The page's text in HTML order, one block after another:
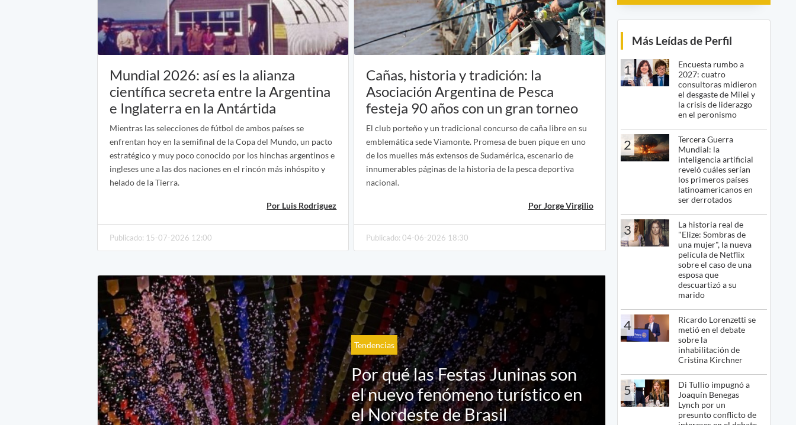
Mundial 2026: así es la alianza
científica secreta entre la Argentina
e Inglaterra en la Antártida
Mientras las selecciones de fútbol de ambos países se
enfrentan hoy en la semifinal de la Copa del Mundo, un pacto
estratégico y muy poco conocido por los hinchas argentinos e
ingleses une a las dos naciones en el rincón más inhóspito y
helado de la Tierra.
Por Luis Rodriguez
Publicado: 15-07-2026 12:00
Cañas, historia y tradición: la
Asociación Argentina de Pesca
festeja 90 años con un gran torneo
El club porteño y un tradicional concurso de caña libre en su
emblemática sede Viamonte. Promesa de buen pique en uno
de los muelles más extensos de Sudamérica, escenario de
innumerables páginas de la historia de la pesca deportiva
nacional.
Por Jorge Virgilio
Publicado: 04-06-2026 18:30
Tendencias
Por qué las Festas Juninas son
el nuevo fenómeno turístico en
el Nordeste de Brasil
Más Leídas de Perfil
1
Encuesta rumbo a
2027: cuatro
consultoras midieron
el desgaste de Milei y
la crisis de liderazgo
en el peronismo
2
Tercera Guerra
Mundial: la
inteligencia artificial
reveló cuáles serían
los primeros países
latinoamericanos en
ser derrotados
3
La historia real de
"Elize: Sombras de
una mujer", la nueva
película de Netflix
sobre el caso de una
esposa que
descuartizó a su
marido
4
Ricardo Lorenzetti se
metió en el debate
sobre la
inhabilitación de
Cristina Kirchner
5
Di Tullio impugnó a
Joaquín Benegas
Lynch por un
presunto conflicto de